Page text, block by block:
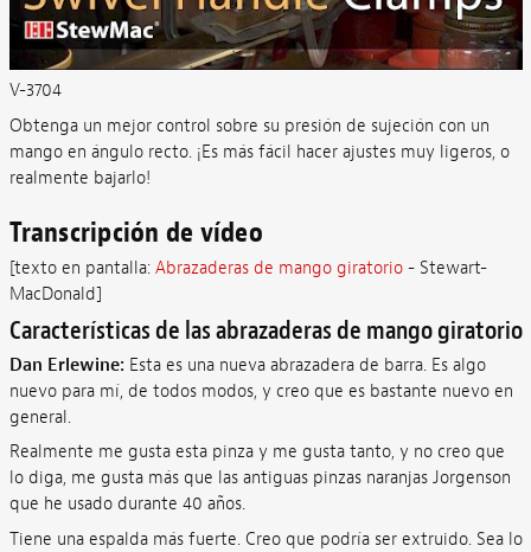
V-3704
Obtenga un mejor control sobre su presión de sujeción con un
mango en ángulo recto. ¡Es más fácil hacer ajustes muy ligeros, o
realmente bajarlo!
Transcripción de vídeo
[texto en pantalla: Abrazaderas de mango giratorio- Stewart-
MacDonald]
Características de las abrazaderas de mango giratorio
Dan Erlewine: Esta es una nueva abrazadera de barra. Es algo
nuevo para mí, de todos modos, y creo que es bastante nuevo en
general.
Realmente me gusta esta pinza y me gusta tanto, y no creo que
lo diga, me gusta más que las antiguas pinzas naranjas Jorgenson
que he usado durante 40 años.
Tiene una espalda más fuerte. Creo que podría ser extruido. Sea lo